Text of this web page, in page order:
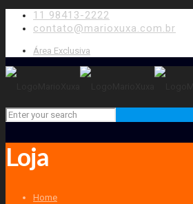
11 98413-2222
contato@marioxuxa.com.br
Área Exclusiva
Loja
Home